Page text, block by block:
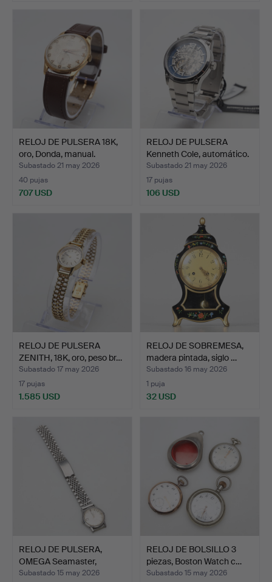
RELOJ DE PULSERA 18K,
oro, Donda, manual.
Subastado 21 may 2026
40 pujas
707 USD
RELOJ DE PULSERA
Kenneth Cole, automático.
Subastado 21 may 2026
17 pujas
106 USD
RELOJ DE PULSERA
ZENITH, 18K, oro, peso br…
Subastado 17 may 2026
17 pujas
1.585 USD
RELOJ DE SOBREMESA,
madera pintada, siglo …
Subastado 16 may 2026
1 puja
32 USD
RELOJ DE PULSERA,
OMEGA Seamaster,
manual.
Subastado 15 may 2026
RELOJ DE BOLSILLO 3
piezas, Boston Watch c…
Subastado 15 may 2026